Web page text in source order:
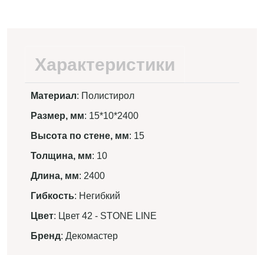
Характеристики
Материал: Полистирол
Размер, мм: 15*10*2400
Высота по стене, мм: 15
Толщина, мм: 10
Длина, мм: 2400
Гибкость: Негибкий
Цвет: Цвет 42 - STONE LINE
Бренд: Декомастер